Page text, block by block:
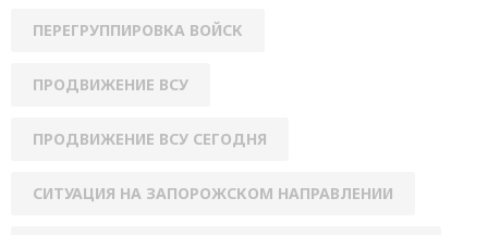
ПЕРЕГРУППИРОВКА ВОЙСК
ПРОДВИЖЕНИЕ ВСУ
ПРОДВИЖЕНИЕ ВСУ СЕГОДНЯ
СИТУАЦИЯ НА ЗАПОРОЖСКОМ НАПРАВЛЕНИИ